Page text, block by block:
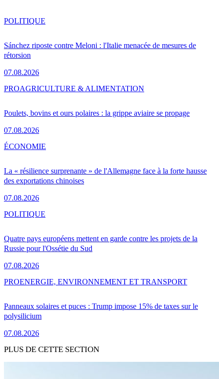
Sánchez riposte contre Meloni : l'Italie menacée de mesures de
rétorsion
07.08.2026
POLITIQUE
Poulets, bovins et ours polaires : la grippe aviaire se propage
07.08.2026
PROAGRICULTURE & ALIMENTATION
La « résilience surprenante » de l'Allemagne face à la forte hausse
des exportations chinoises
07.08.2026
ÉCONOMIE
Quatre pays européens mettent en garde contre les projets de la
Russie pour l'Ossétie du Sud
07.08.2026
POLITIQUE
Panneaux solaires et puces : Trump impose 15% de taxes sur le
polysilicium
07.08.2026
PROENERGIE, ENVIRONNEMENT ET TRANSPORT
PLUS DE CETTE SECTION